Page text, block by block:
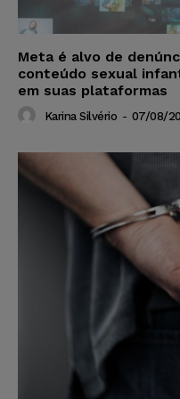
Meta é alvo de
conteúdo sexual
em suas plataformas
Karina Silvério - 07/08/